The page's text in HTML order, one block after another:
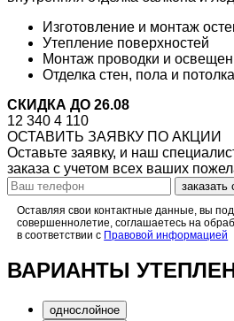
Изготовление и монтаж
Утепление поверхностей
Монтаж проводки и
Отделка стен, пола и потолка
СКИДКА ДО 26.08
12 340 4 110
ОСТАВИТЬ ЗАЯВКУ ПО АКЦИИ
Оставьте заявку, и наш
заказа с учетом всех ваших
заказать
Оставляя свои контактные данные, вы
совершеннолетие, соглашаетесь на
в соответствии с Правовой информацией
ВАРИАНТЫ
однослойное